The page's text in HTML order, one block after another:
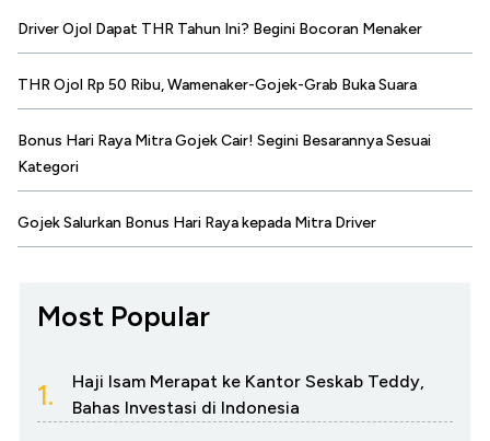
Driver Ojol Dapat THR Tahun Ini? Begini Bocoran Menaker
THR Ojol Rp 50 Ribu, Wamenaker-Gojek-Grab Buka Suara
Bonus Hari Raya Mitra Gojek Cair! Segini Besarannya Sesuai
Kategori
Gojek Salurkan Bonus Hari Raya kepada Mitra Driver
Most Popular
1.
Haji Isam Merapat ke Kantor Seskab Teddy,
Bahas Investasi di Indonesia